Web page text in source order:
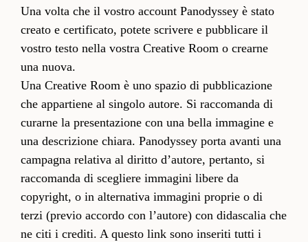
Una volta che il vostro account Panodyssey è stato
creato e certificato, potete scrivere e pubblicare il
vostro testo nella vostra Creative Room o crearne
una nuova.
Una Creative Room è uno spazio di pubblicazione
che appartiene al singolo autore. Si raccomanda di
curarne la presentazione con una bella immagine e
una descrizione chiara. Panodyssey porta avanti una
campagna relativa al diritto d’autore, pertanto, si
raccomanda di scegliere immagini libere da
copyright, o in alternativa immagini proprie o di
terzi (previo accordo con l’autore) con didascalia che
ne citi i crediti. A questo link sono inseriti tutti i